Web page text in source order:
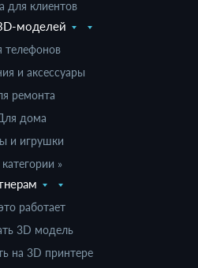
для клиентов
моделей
телефонов
и аксессуары
ремонта
дома
и игрушки
»
работает
3D модель
на 3D принтере